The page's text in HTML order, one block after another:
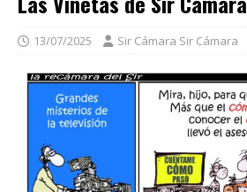
13/07/2025 Sir Cámara Sir Cámara